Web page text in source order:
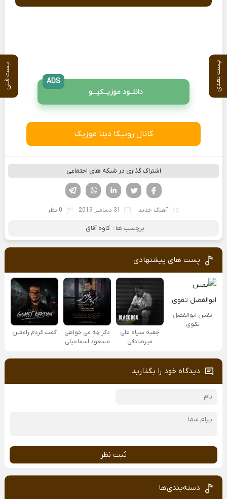
پست بعدی پست قبلی
دانلــود موزیــکیـــو
ADS
کانال روبیکا دیتا موزیک
اشتراک گذاری در شبکه های اجتماعی
لینکدین تویتر
فیسوک
آهنگ جدید 31 دسامبر 2019 0 نظر
برچسب ها : کاوه آفاق
پست های پیشنهادی
نفس ابوالفضل
تقوی
جعبه سیاه علی
میرصادقی
دگر چه می خواهی
مسعود اسماعیلی
گمت کردم رامتین
دیدگاه خود را بگذارید
ثبت نظر
دسته‌بندی‌ها